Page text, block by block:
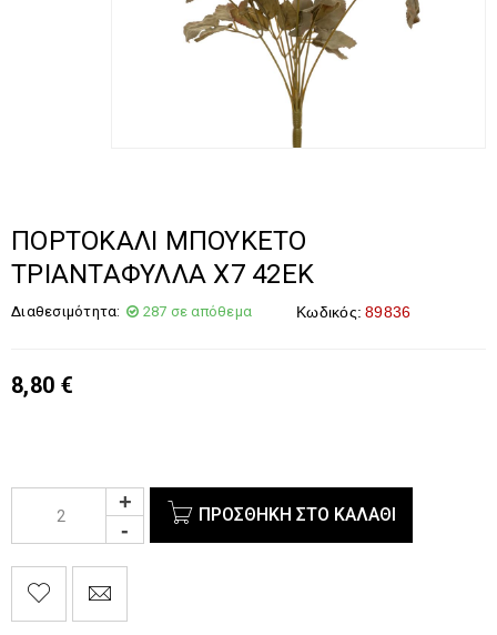
ΠΟΡΤΟΚΑΛΙ ΜΠΟΥΚΕΤΟ
ΤΡΙΑΝΤΑΦΥΛΛΑ Χ7 42ΕΚ
Διαθεσιμότητα: 287 σε απόθεμα Κωδικός: 89836
8,80 €
ΠΡΟΣΘΉΚΗ ΣΤΟ ΚΑΛΆΘΙ